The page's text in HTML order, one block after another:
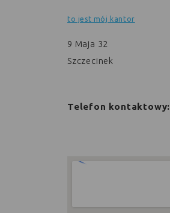
to jest mój kantor
9 Maja 32
Szczecinek
Telefon kontaktowy: